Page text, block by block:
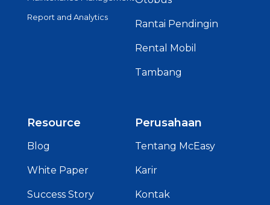
Report and Analytics
Rantai Pendingin
Rental Mobil
Tambang
Resource
Blog
White Paper
Success Story
Perusahaan
Tentang McEasy
Karir
Kontak